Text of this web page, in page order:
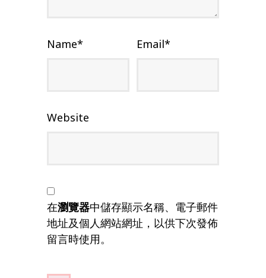
Name* Email*
Website
在瀏覽器中儲存顯示名稱、電子郵件
地址及個人網站網址，以供下次發佈
留言時使用。